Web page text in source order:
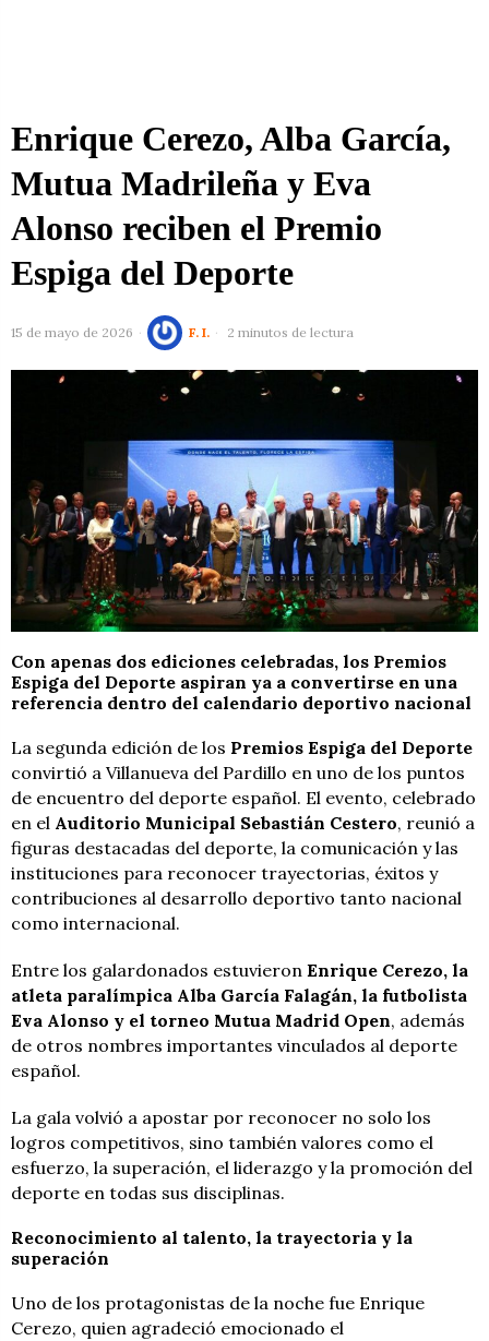
Enrique Cerezo, Alba García,
Mutua Madrileña y Eva
Alonso reciben el Premio
Espiga del Deporte
15 de mayo de 2026 F. I. 2 minutos de lectura
Con apenas dos ediciones celebradas, los Premios
Espiga del Deporte aspiran ya a convertirse en una
referencia dentro del calendario deportivo nacional
La segunda edición de los Premios Espiga del Deporte
convirtió a Villanueva del Pardillo en uno de los puntos
de encuentro del deporte español. El evento, celebrado
en el Auditorio Municipal Sebastián Cestero, reunió a
figuras destacadas del deporte, la comunicación y las
instituciones para reconocer trayectorias, éxitos y
contribuciones al desarrollo deportivo tanto nacional
como internacional.
Entre los galardonados estuvieron Enrique Cerezo, la
atleta paralímpica Alba García Falagán, la futbolista
Eva Alonso y el torneo Mutua Madrid Open, además
de otros nombres importantes vinculados al deporte
español.
La gala volvió a apostar por reconocer no solo los
logros competitivos, sino también valores como el
esfuerzo, la superación, el liderazgo y la promoción del
deporte en todas sus disciplinas.
Reconocimiento al talento, la trayectoria y la
superación
Uno de los protagonistas de la noche fue Enrique
Cerezo, quien agradeció emocionado el